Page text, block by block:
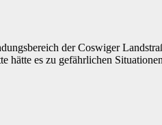
der Coswiger
es zu gefährlichen